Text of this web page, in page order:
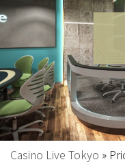
Casino Live Tokyo »